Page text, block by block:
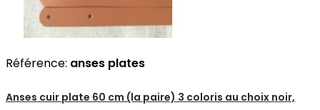
Référence: anses plates
Anses cuir plate 60 cm (la paire) 3 coloris au choix noir,